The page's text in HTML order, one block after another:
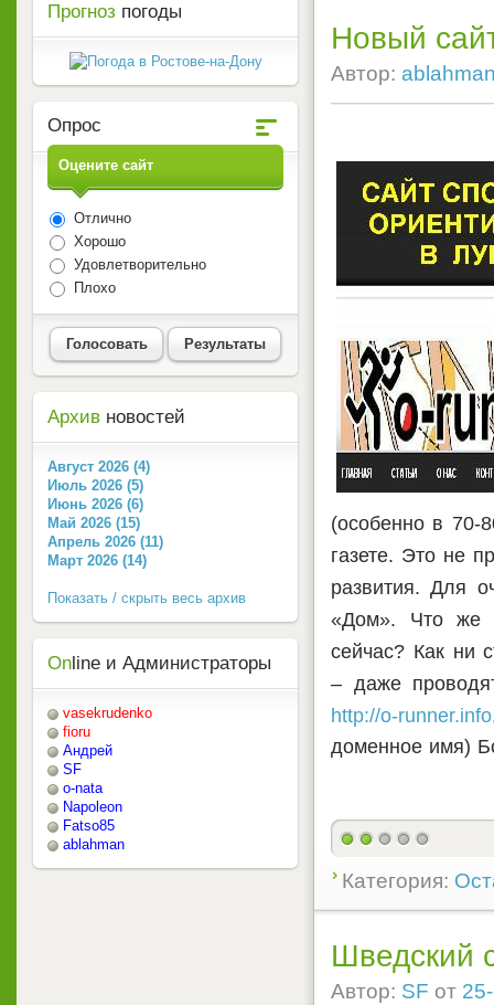
Новый
Автор:
(особенно в 70-
газете. Это не
развития. Для
«Дом». Что же
сейчас? Как ни
– даже
http://o-runner.info
доменное имя)
Категория:
Шведский
Автор: SF от
Прогноз погоды
Опрос
Оцените сайт
Отлично
Хорошо
Удовлетворительно
Плохо
Голосовать Результаты
Архив новостей
Август 2026 (4)
Июль 2026 (5)
Июнь 2026 (6)
Май 2026 (15)
Апрель 2026 (11)
Март 2026 (14)
Показать / скрыть весь архив
On line и Администраторы
vasekrudenko
fioru
Андрей
SF
o-nata
Napoleon
Fatso85
ablahman